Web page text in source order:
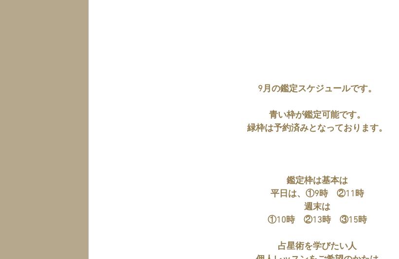
9月の鑑定スケジュールです。
青い枠が鑑定可能です。
緑枠は予約済みとなっております。
鑑定枠は基本は
平日は、①9時　②11時
週末は
①10時　②13時　③15時
占星術を学びたい人